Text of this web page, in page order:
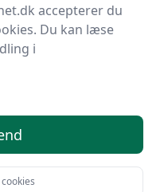
Møbler
Reoler
til dig
gjort arbejdet for dig
på markedet.
accepterer du
Du kan læse
i